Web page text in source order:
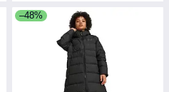
–48%